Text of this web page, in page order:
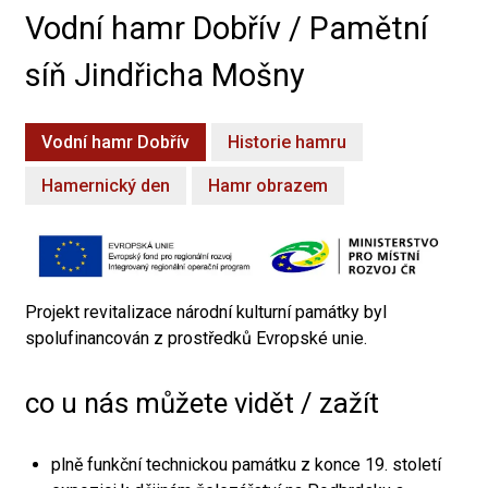
Vodní hamr Dobřív / Pamětní
síň Jindřicha Mošny
Vodní hamr Dobřív Historie hamru
Hamernický den Hamr obrazem
Projekt revitalizace národní kulturní památky byl
spolufinancován z prostředků Evropské unie.
co u nás můžete vidět / zažít
plně funkční technickou památku z konce 19. století